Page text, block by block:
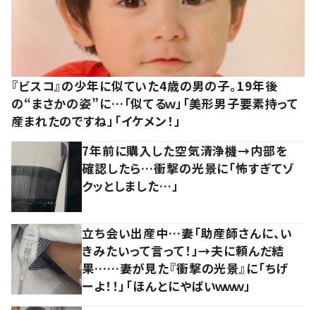
『ビスコ』の少年に似ていた4歳の男の子。19年後
の“まさかの姿”に…「似てるｗ」「美形男子要素持って
産まれたのですね」「イケメン！」
7年前に購入した空気清浄機→内部を
確認したら…衝撃の光景に「怖すぎてゾ
クッとしました…」
立ち会い出産中…妻「助産師さんに、い
きみたいって言って！」→夫に頼んだ結
果……妻が見た『衝撃の光景』に「ちげ
ーよ！！」「ほんとにやばいｗｗｗ」